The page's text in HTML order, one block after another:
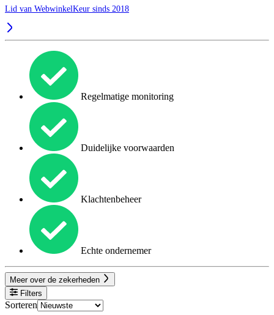
Lid van WebwinkelKeur sinds 2018
Regelmatige monitoring
Duidelijke voorwaarden
Klachtenbeheer
Echte ondernemer
Meer over de zekerheden
Filters
Sorteren